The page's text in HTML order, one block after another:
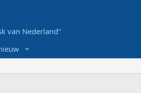
van Nederland"